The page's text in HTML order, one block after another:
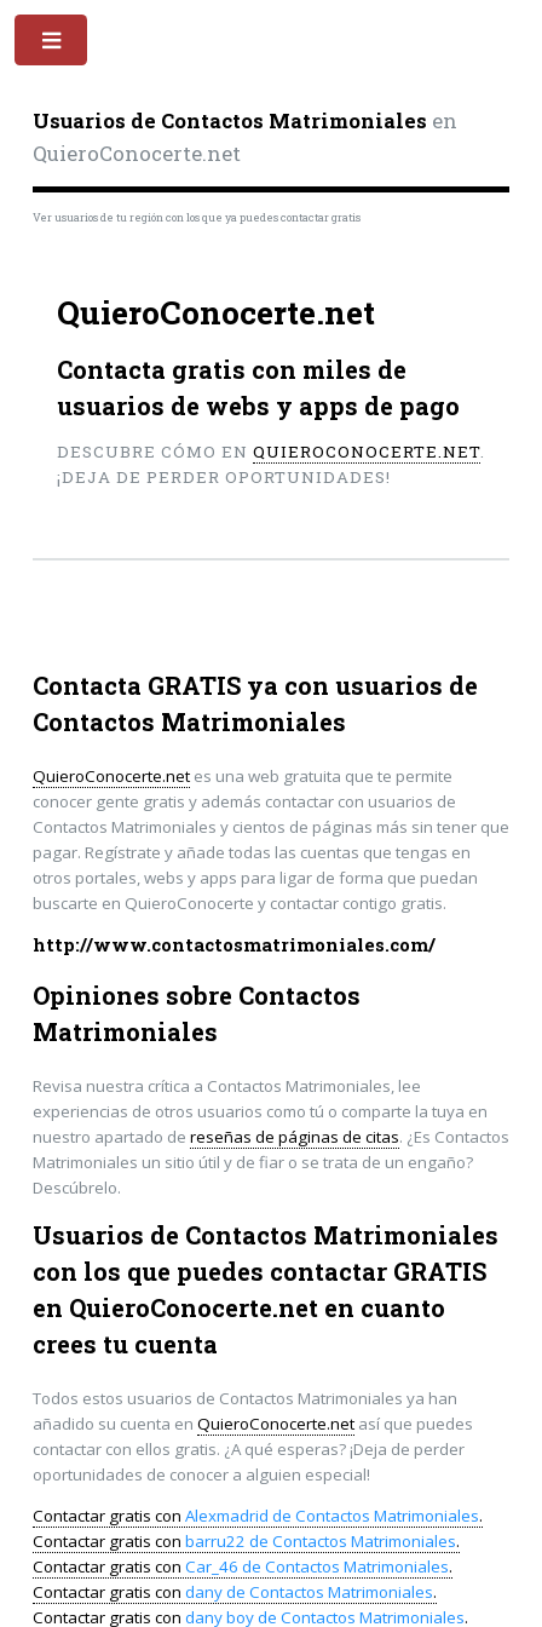
Usuarios de Contactos Matrimoniales en
QuieroConocerte.net
Ver usuarios de tu región con los que ya puedes contactar gratis
QuieroConocerte.net
Contacta gratis con miles de
usuarios de webs y apps de pago
DESCUBRE CÓMO EN QUIEROCONOCERTE.NET.
¡DEJA DE PERDER OPORTUNIDADES!
Contacta GRATIS ya con usuarios de
Contactos Matrimoniales
QuieroConocerte.netes una web gratuita que te permite
conocer gente gratis y además contactar con usuarios de
Contactos Matrimoniales y cientos de páginas más sin tener que
pagar. Regístrate y añade todas las cuentas que tengas en
otros portales, webs y apps para ligar de forma que puedan
buscarte en QuieroConocerte y contactar contigo gratis.
http://www.contactosmatrimoniales.com/
Opiniones sobre Contactos
Matrimoniales
Revisa nuestra crítica a Contactos Matrimoniales, lee
experiencias de otros usuarios como tú o comparte la tuya en
nuestro apartado de reseñas de páginas de citas. ¿Es Contactos
Matrimoniales un sitio útil y de fiar o se trata de un engaño?
Descúbrelo.
Usuarios de Contactos Matrimoniales
con los que puedes contactar GRATIS
en QuieroConocerte.neten cuanto
crees tu cuenta
Todos estos usuarios de Contactos Matrimoniales ya han
añadido su cuenta en QuieroConocerte.netasí que puedes
contactar con ellos gratis. ¿A qué esperas? ¡Deja de perder
oportunidades de conocer a alguien especial!
Contactar gratis con Alexmadrid de Contactos Matrimoniales.
Contactar gratis con barru22 de Contactos Matrimoniales.
Contactar gratis con Car_46 de Contactos Matrimoniales.
Contactar gratis con dany de Contactos Matrimoniales.
Contactar gratis con dany boy de Contactos Matrimoniales.